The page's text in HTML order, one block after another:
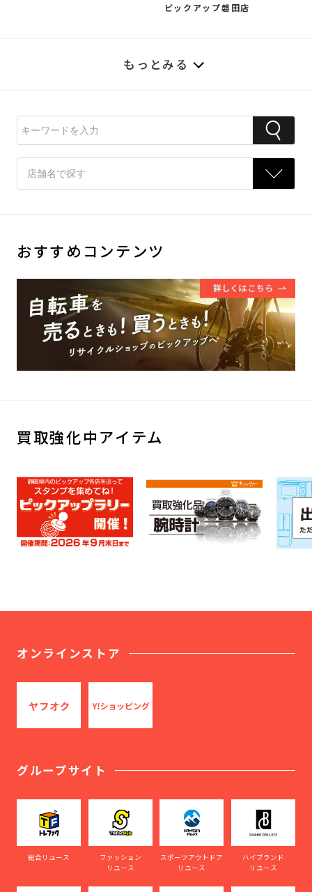
ピックアップ磐田店
もっとみる
おすすめコンテンツ
買取強化中アイテム
オンラインストア
グループサイト
総合リユース
ファッション
リユース
スポーツアウトドア
リユース
ハイブランド
リユース